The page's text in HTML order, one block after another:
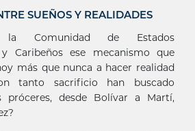
SUEÑOS Y REALIDADES
la Comunidad de Estados
y Caribeños ese mecanismo que
más que nunca a hacer realidad
tanto sacrificio han buscado
próceres, desde Bolívar a Martí,